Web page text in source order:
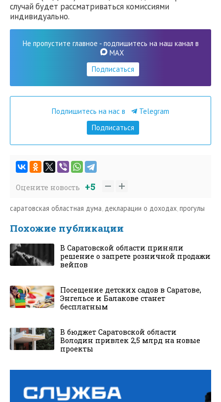
случай будет рассматриваться комиссиями
индивидуально.
Не пропустите главное - подпишитесь на наш канал в
MAX
Подписаться
Подпишитесь на нас в
Telegram
Подписаться
Оцените новость +5
саратовская областная дума, декларации о доходах,прогулы
Похожие публикации
В Саратовской области приняли
решение о запрете розничной продажи
вейпов
Посещение детских садов в Саратове,
Энгельсе и Балакове станет
бесплатным
В бюджет Саратовской области
Володин привлек 2,5 млрд на новые
проекты